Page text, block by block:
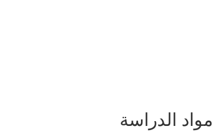
مواد الدراسة